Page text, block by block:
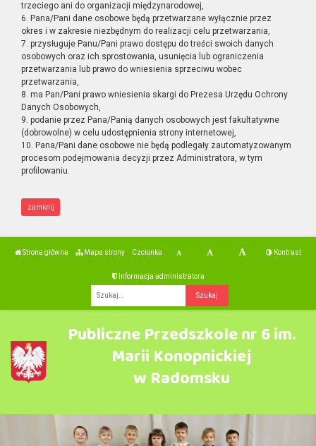
trzeciego ani do organizacji międzynarodowej,
6. Pana/Pani dane osobowe będą przetwarzane wyłącznie przez
okres i w zakresie niezbędnym do realizacji celu przetwarzania,
7. przysługuje Panu/Pani prawo dostępu do treści swoich danych
osobowych oraz ich sprostowania, usunięcia lub ograniczenia
przetwarzania lub prawo do wniesienia sprzeciwu wobec
przetwarzania,
8. ma Pan/Pani prawo wniesienia skargi do Prezesa Urzędu Ochrony
Danych Osobowych,
9. podanie przez Pana/Panią danych osobowych jest fakultatywne
(dobrowolne) w celu udostępnienia strony internetowej,
10. Pana/Pani dane osobowe nie będą podlegały zautomatyzowanym
procesom podejmowania decyzji przez Administratora, w tym
profilowaniu.
zamknij
Strona główna Mapa strony Czcionka Kontrast
Informacja administratora
Publiczne Przedszkole nr 6 im.
Marii Konopnickiej
w Radomsku